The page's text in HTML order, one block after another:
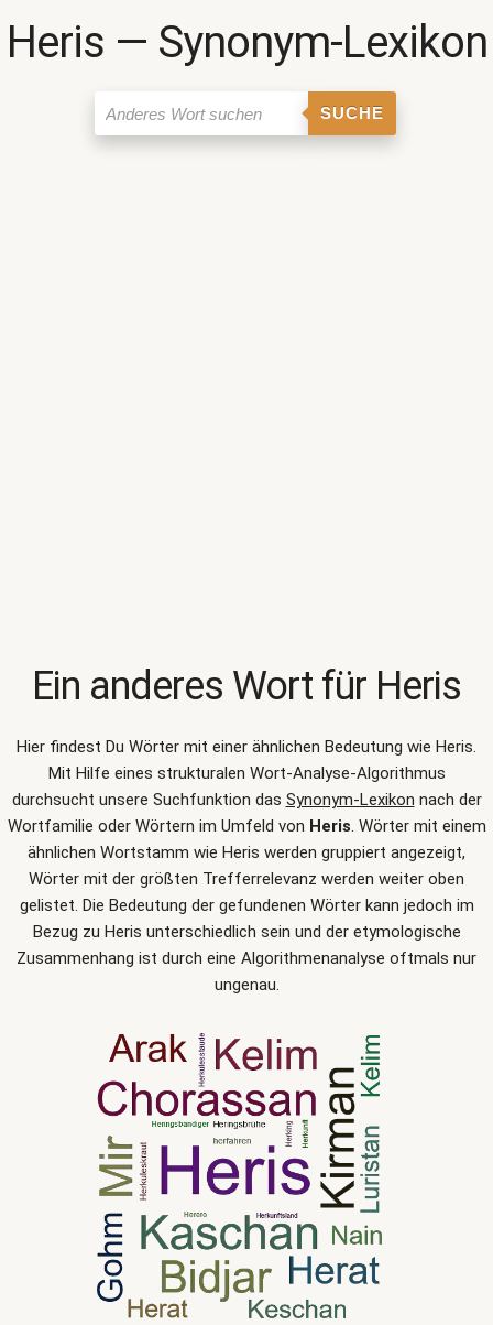
Heris ― Synonym-Lexikon
SUCHE
Ein anderes Wort für Heris
Hier findest Du Wörter mit einer ähnlichen Bedeutung wie Heris.
Mit Hilfe eines strukturalen Wort-Analyse-Algorithmus
durchsucht unsere Suchfunktion das Synonym-Lexikon nach der
Wortfamilie oder Wörtern im Umfeld von Heris. Wörter mit einem
ähnlichen Wortstamm wie Heris werden gruppiert angezeigt,
Wörter mit der größten Trefferrelevanz werden weiter oben
gelistet. Die Bedeutung der gefundenen Wörter kann jedoch im
Bezug zu Heris unterschiedlich sein und der etymologische
Zusammenhang ist durch eine Algorithmenanalyse oftmals nur
ungenau.